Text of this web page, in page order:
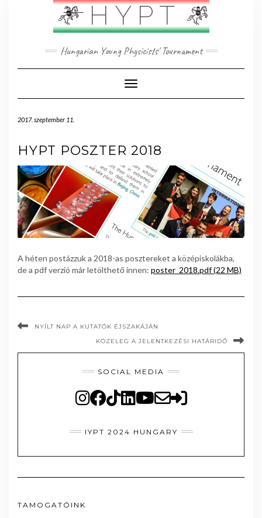
HYPT
Hungarian Young Physicists' Tournament
Toggle Navigation
2017. szeptember 11.
HYPT POSZTER 2018
A héten postázzuk a 2018-as posztereket a középiskolákba,
de a pdf verzió már letölthető innen: poster_2018.pdf (22 MB)
NYÍLT NAP A KUTATÓK ÉJSZAKÁJÁN
KÖZELEG A JELENTKEZÉSI HATÁRIDŐ
SOCIAL MEDIA
IYPT 2024 HUNGARY
TAMOGATÓINK